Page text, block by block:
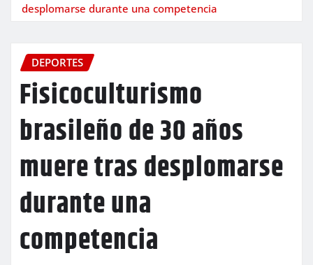
desplomarse durante una competencia
DEPORTES
Fisicoculturismo
brasileño de 30 años
muere tras desplomarse
durante una
competencia